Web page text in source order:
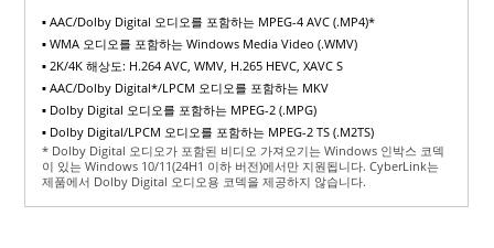
▪ AAC/Dolby Digital 오디오를 포함하는 MPEG-4 AVC (.MP4)*
▪ WMA 오디오를 포함하는 Windows Media Video (.WMV)
▪ 2K/4K 해상도: H.264 AVC, WMV, H.265 HEVC, XAVC S
▪ AAC/Dolby Digital*/LPCM 오디오를 포함하는 MKV
▪ Dolby Digital 오디오를 포함하는 MPEG-2 (.MPG)
▪ Dolby Digital/LPCM 오디오를 포함하는 MPEG-2 TS (.M2TS)
* Dolby Digital 오디오가 포함된 비디오 가져오기는 Windows 인박스 코덱
이 있는 Windows 10/11(24H1 이하 버전)에서만 지원됩니다. CyberLink는
제품에서 Dolby Digital 오디오용 코덱을 제공하지 않습니다.